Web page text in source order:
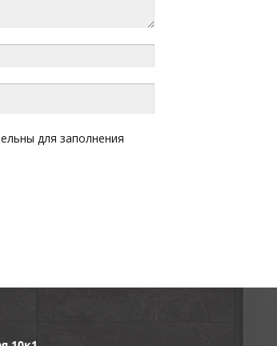
для заполнения